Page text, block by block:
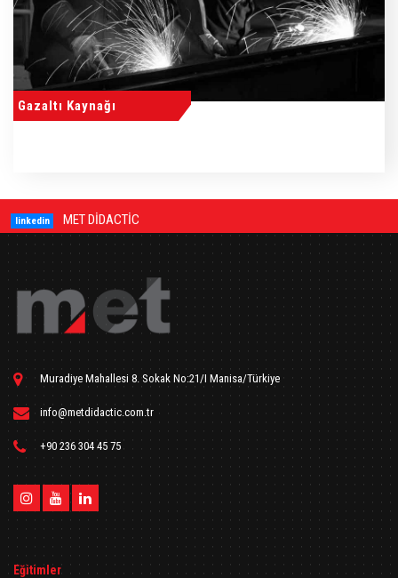
Gazaltı Kaynağı
linkedin MET DİDACTİC
Muradiye Mahallesi 8. Sokak No:21/I Manisa/Türkiye
info@metdidactic.com.tr
+90 236 304 45 75
Eğitimler